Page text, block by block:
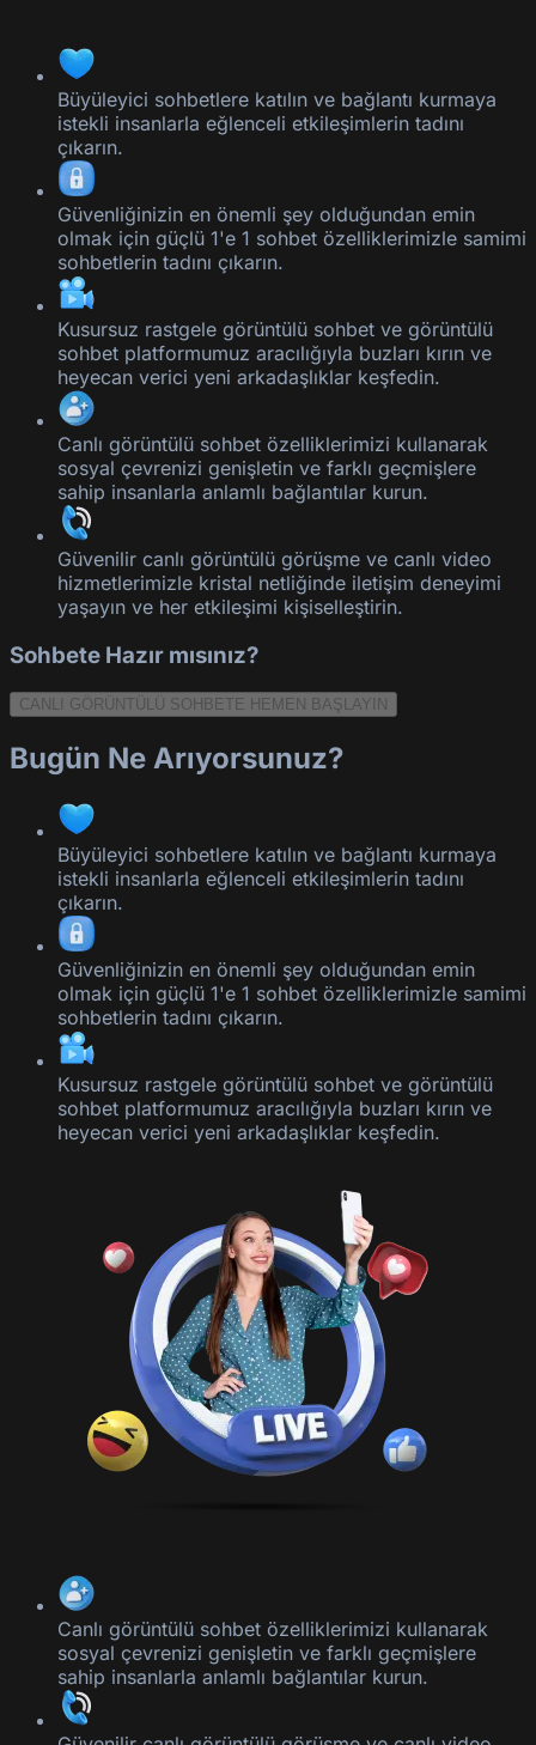
Büyüleyici sohbetlere katılın ve bağlantı kurmaya
istekli insanlarla eğlenceli etkileşimlerin tadını
çıkarın.
Güvenliğinizin en önemli şey olduğundan emin
olmak için güçlü 1'e 1 sohbet özelliklerimizle samimi
sohbetlerin tadını çıkarın.
Kusursuz rastgele görüntülü sohbet ve görüntülü
sohbet platformumuz aracılığıyla buzları kırın ve
heyecan verici yeni arkadaşlıklar keşfedin.
Canlı görüntülü sohbet özelliklerimizi kullanarak
sosyal çevrenizi genişletin ve farklı geçmişlere
sahip insanlarla anlamlı bağlantılar kurun.
Güvenilir canlı görüntülü görüşme ve canlı video
hizmetlerimizle kristal netliğinde iletişim deneyimi
yaşayın ve her etkileşimi kişiselleştirin.
Sohbete Hazır mısınız?
CANLI GÖRÜNTÜLÜ SOHBETE HEMEN BAŞLAYIN
Bugün Ne Arıyorsunuz?
Büyüleyici sohbetlere katılın ve bağlantı kurmaya
istekli insanlarla eğlenceli etkileşimlerin tadını
çıkarın.
Güvenliğinizin en önemli şey olduğundan emin
olmak için güçlü 1'e 1 sohbet özelliklerimizle samimi
sohbetlerin tadını çıkarın.
Kusursuz rastgele görüntülü sohbet ve görüntülü
sohbet platformumuz aracılığıyla buzları kırın ve
heyecan verici yeni arkadaşlıklar keşfedin.
Canlı görüntülü sohbet özelliklerimizi kullanarak
sosyal çevrenizi genişletin ve farklı geçmişlere
sahip insanlarla anlamlı bağlantılar kurun.